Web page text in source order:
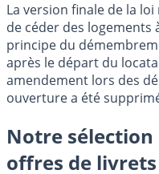
La version finale de la
de céder des logements
principe du
après le départ du
amendement lors des
ouverture a été
Notre sélection
offres de